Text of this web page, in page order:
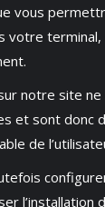
vous
votre
notre site
et sont donc
de
l’installation